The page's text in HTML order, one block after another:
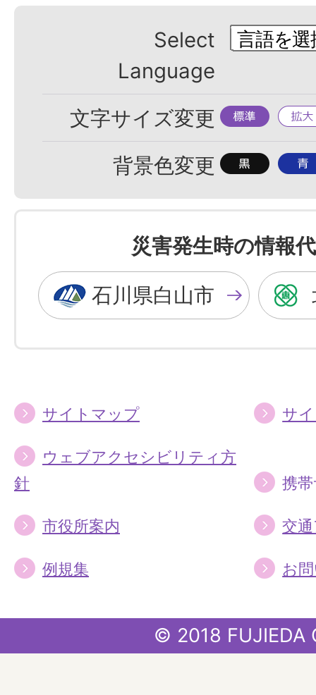
Select
Language
文字サイズ変更 標
準
拡
大
背景色変更 背
色
を
黒
色
に
背
色
を
青
色
に
災害発生時の情報
石川県白山市
サイトマップ サ
ウェブアクセシビリティ方
針
携
市役所案内 交
例規集 お
© 2018 FUJIEDA